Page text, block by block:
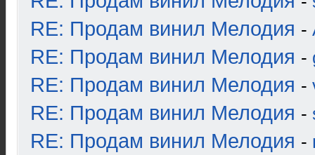
RE: Продам винил Мелодия -
RE: Продам винил Мелодия -
RE: Продам винил Мелодия -
RE: Продам винил Мелодия -
RE: Продам винил Мелодия -